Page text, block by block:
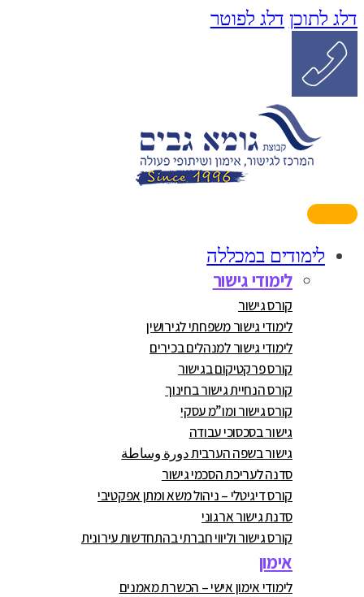
דלג לתוכן דלג לפוטר
לימודים במכללה
לימודי גישור
קורס גישור
לימודי גישור משפחתי לגירושין
לימודי גישור למנהלים בכירים
קורס פרקטיקום בגישור
קורס הנחיית גישור בחינוך
קורס גישור ומו”מ עסקי
גישור בסכסוכי עבודה
גישור בשפה הערבית دورة وساطة
סדנה לעריכת הסכמי גישור
קורס דיגיטלי – ניהול משא ומתן אפקטיבי
סדנת גישור ארגוני
קורס גישור וליווי חברתי בהתחדשות עירונית
אימון
לימודי אימון אישי – הכשרת מאמנים